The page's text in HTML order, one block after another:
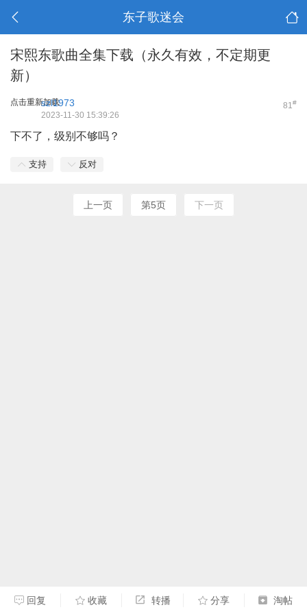
东子歌迷会
宋熙东歌曲全集下载（永久有效，不定期更
新）
点击重新加载 81#
szl1973
2023-11-30 15:39:26
下不了，级别不够吗？
支持 反对
上一页 第5页 下一页
回复 收藏 转播 分享 淘帖